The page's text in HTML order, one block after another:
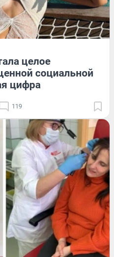
целое
социальной
цифра
119